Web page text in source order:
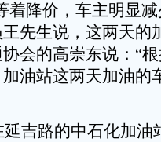
降价，车主明显减
先生说，这两天的
会的高崇东说：“
油站这两天加油的
吉路的中石化加油